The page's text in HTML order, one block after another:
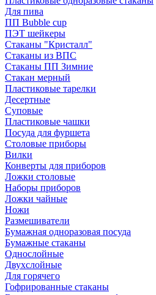
Для пива
ПП Bubble cup
ПЭТ шейкеры
Стаканы "Кристалл"
Стаканы из ВПС
Стаканы ПП Зимние
Стакан мерный
Пластиковые тарелки
Десертные
Суповые
Пластиковые чашки
Посуда для фуршета
Столовые приборы
Вилки
Конверты для приборов
Ложки столовые
Наборы приборов
Ложки чайные
Ножи
Размешиватели
Бумажная одноразовая посуда
Бумажные стаканы
Однослойные
Двухслойные
Для горячего
Гофрированные стаканы